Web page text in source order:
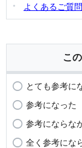
よくあるご質問
こ
とても参考に
参考になった
参考にならな
全く参考にな